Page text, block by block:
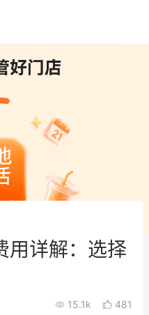
用详解：选择
15.1k 481